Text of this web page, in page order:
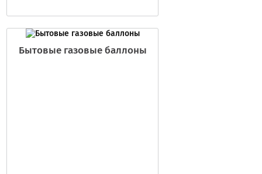
Бытовые газовые баллоны